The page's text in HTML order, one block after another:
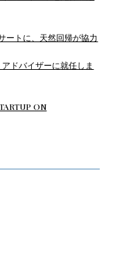
ートに、天然回帰が協力
ドバイザーに就任しま
ON